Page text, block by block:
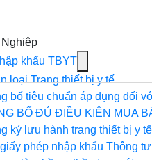
khẩu TBYT
submenu
for
Dịch
vụ
nhập
loại Trang thiết bị y tế
bố tiêu chuẩn áp dụng đối
BỐ ĐỦ ĐIỀU KIỆN MUA
ký lưu hành trang thiết bị y
phép nhập khẩu Thông